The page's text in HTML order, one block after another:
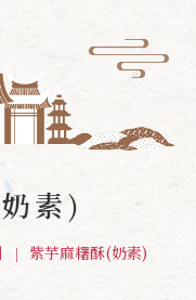
素)
紫芋麻糬酥(奶素)